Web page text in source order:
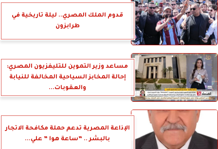
قدوم الملك المصري.. ليلة تاريخية في
طرابزون
مساعد وزير التموين للتليفزيون المصري:
إحالة المخابز السياحية المخالفة للنيابة
والعقوبات...
الإذاعة المصرية تدعم حملة مكافحة الاتجار
بالبشر .. ”ساعة هوا ” علي...